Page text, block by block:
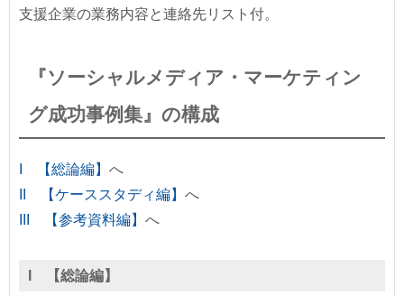
支援企業の業務内容と連絡先リスト付。
『ソーシャルメディア・マーケティン
グ成功事例集』の構成
I 【総論編】 へ
II 【ケーススタディ編】 へ
III 【参考資料編】 へ
I 【総論編】